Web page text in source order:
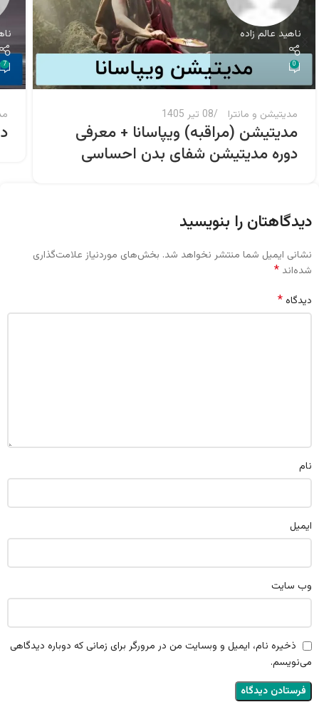
ناهید عالم زاده
0
مدیتیشن و مانترا 08 تیر 1405
مدیتیشن (مراقبه) ویپاسانا + معرفی
دوره مدیتیشن شفای بدن احساسی
7
دیدگاهتان را بنویسید
نشانی ایمیل شما منتشر نخواهد شد. بخش‌های موردنیاز علامت‌گذاری
شده‌اند *
دیدگاه*
نام
ایمیل
وب‌ سایت
ذخیره نام، ایمیل و وبسایت من در مرورگر برای زمانی که دوباره دیدگاهی
می‌نویسم.